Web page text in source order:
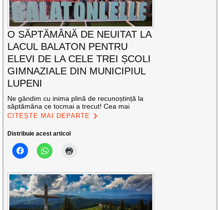
O SĂPTĂMÂNĂ DE NEUITAT LA
LACUL BALATON PENTRU
ELEVI DE LA CELE TREI ȘCOLI
GIMNAZIALE DIN MUNICIPIUL
LUPENI
Ne gândim cu inima plină de recunoștință la
săptămâna ce tocmai a trecut! Cea mai
CITEȘTE MAI DEPARTE
Distribuie acest articol